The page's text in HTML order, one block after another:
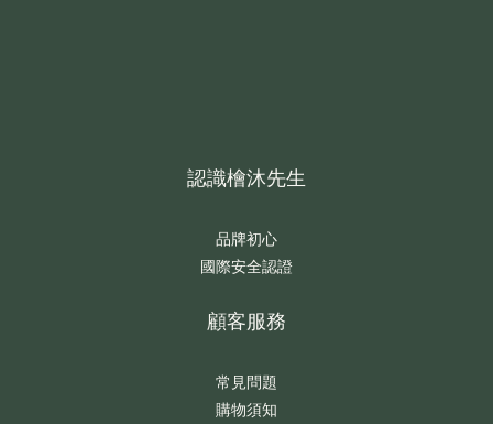
認識檜沐先生
品牌初心
國際安全認證
顧客服務
常見問題
購物須知